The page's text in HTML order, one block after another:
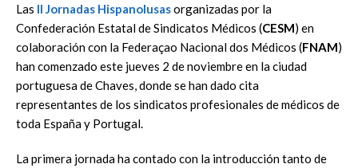
Las II Jornadas Hispanolusasorganizadas por la
Confederación Estatal de Sindicatos Médicos (CESM) en
colaboración con la Federaçao Nacional dos Médicos (FNAM)
han comenzado este jueves 2 de noviembre en la ciudad
portuguesa de Chaves, donde se han dado cita
representantes de los sindicatos profesionales de médicos de
toda España y Portugal.
La primera jornada ha contado con la introducción tanto de